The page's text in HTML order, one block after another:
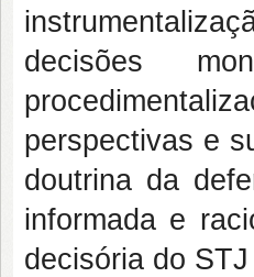
decisões
perspectivas e
doutrina da
informada e
decisória do